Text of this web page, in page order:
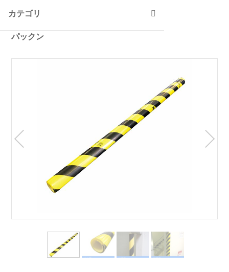
カテゴリ
パックン